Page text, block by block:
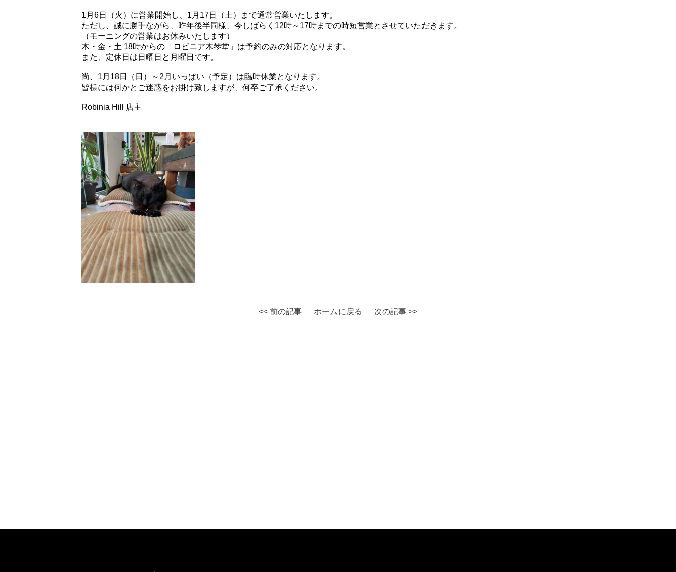
1月6日（火）に営業開始し、1月17日（土）まで通常営業いたします。
ただし、誠に勝手ながら、昨年後半同様、今しばらく12時～17時までの時短営業とさせていただきます。
（モーニングの営業はお休みいたします）
木・金・土 18時からの「ロビニア木琴堂」は予約のみの対応となります。
また、定休日は日曜日と月曜日です。
尚、1月18日（日）～2月いっぱい（予定）は臨時休業となります。
皆様には何かとご迷惑をお掛け致しますが、何卒ご了承ください。
Robinia Hill 店主
<< 前の記事 ホームに戻る 次の記事 >>